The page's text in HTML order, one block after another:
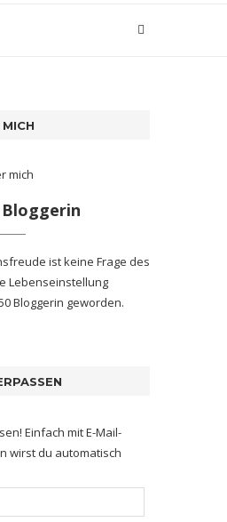
ist keine Frage des
Lebenseinstellung
Bloggerin geworden.
Einfach mit E-Mail-
wirst du automatisch